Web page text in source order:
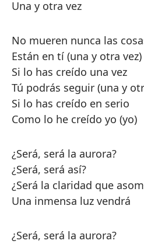
Una y otra vez
No mueren nunca las
Están en tí (una y otra vez)
Si lo has creído una vez
Tú podrás seguir (una y
Si lo has creído en serio
Como lo he creído yo (yo)
¿Será, será la aurora?
¿Será, será así?
¿Será la claridad que
Una inmensa luz vendrá
¿Será, será la aurora?